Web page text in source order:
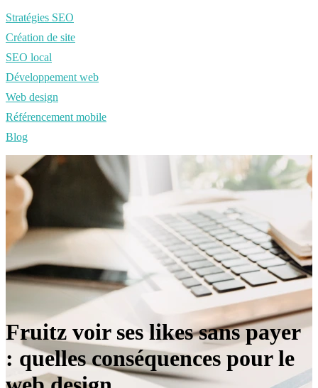
Stratégies SEO
Création de site
SEO local
Développement web
Web design
Référencement mobile
Blog
Fruitz voir ses likes sans payer
: quelles conséquences pour le